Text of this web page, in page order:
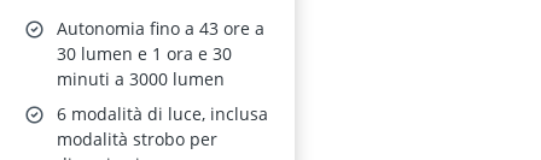
Autonomia fino a 43 ore a
30 lumen e 1 ora e 30
minuti a 3000 lumen
6 modalità di luce, inclusa
modalità strobo per